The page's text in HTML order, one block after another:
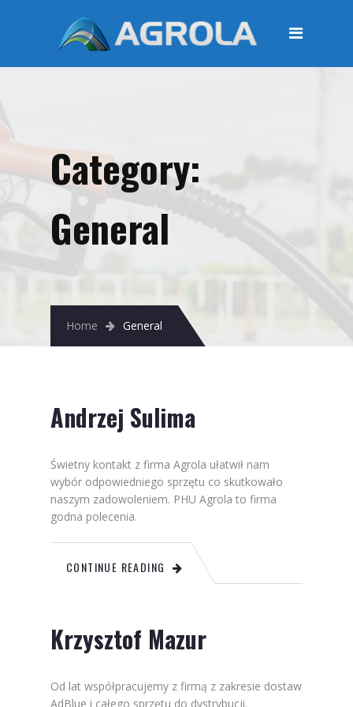
STRONA GŁÓWNA
OFERTA
KOSZYK
KONTAKT
Category:
General
Home General
Andrzej Sulima
Świetny kontakt z firma Agrola ułatwił nam
wybór odpowiedniego sprzętu co skutkowało
naszym zadowoleniem. PHU Agrola to firma
godna polecenia.
CONTINUE READING
Krzysztof Mazur
Od lat współpracujemy z firmą z zakresie dostaw
AdBlue i całego sprzętu do dystrybucji.